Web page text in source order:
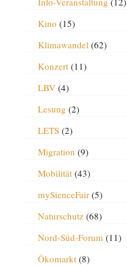
Kino (15)
Klimawandel (62)
Konzert(11)
LBV(4)
Lesung (2)
LETS(2)
Migration (9)
Mobilität(43)
mySienceFair(5)
Naturschutz(68)
Nord-Süd-Forum (11)
Ökomarkt(8)